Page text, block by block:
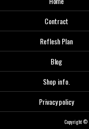
Contract
Reflesh Plan
Blog
Shop info.
Privacy policy
Copyright ©